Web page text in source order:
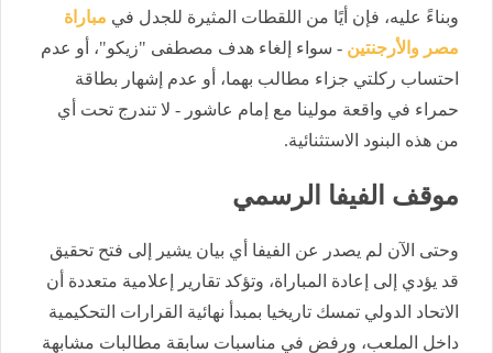
وبناءً عليه، فإن أيًا من اللقطات المثيرة للجدل في مباراة
مصر والأرجنتين - سواء إلغاء هدف مصطفى "زيكو"، أو عدم
احتساب ركلتي جزاء مطالب بهما، أو عدم إشهار بطاقة
حمراء في واقعة مولينا مع إمام عاشور - لا تندرج تحت أي
من هذه البنود الاستثنائية.
موقف الفيفا الرسمي
وحتى الآن لم يصدر عن الفيفا أي بيان يشير إلى فتح تحقيق
قد يؤدي إلى إعادة المباراة، وتؤكد تقارير إعلامية متعددة أن
الاتحاد الدولي تمسك تاريخيا بمبدأ نهائية القرارات التحكيمية
داخل الملعب، ورفض في مناسبات سابقة مطالبات مشابهة